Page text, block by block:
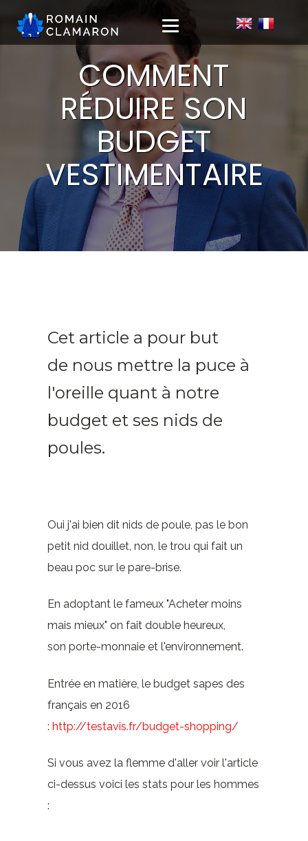
COMMENT
RÉDUIRE SON
BUDGET
VESTIMENTAIRE
Cet article a pour but
de nous mettre la puce à
l'oreille quant à notre
budget et ses nids de
poules.
Oui j'ai bien dit nids de poule, pas le bon
petit nid douillet, non, le trou qui fait un
beau poc sur le pare-brise.
En adoptant le fameux "Acheter moins
mais mieux" on fait double heureux,
son porte-monnaie et l'environnement.
Entrée en matière, le budget sapes des
français en 2016
: http://testavis.fr/budget-shopping/
Si vous avez la flemme d'aller voir l'article
ci-dessus voici les stats pour les hommes
: